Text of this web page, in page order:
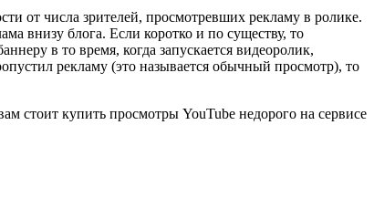
от числа зрителей, просмотревших рекламу в ролике.
внизу блога. Если коротко и по существу, то
в то время, когда запускается видеоролик,
рекламу (это называется обычный просмотр), то
стоит купить просмотры YouTube недорого на сервисе